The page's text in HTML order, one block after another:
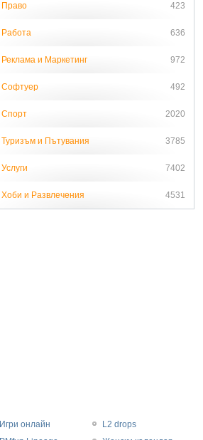
Право 423
Работа 636
Реклама и Маркетинг 972
Софтуер 492
Спорт 2020
Туризъм и Пътувания 3785
Услуги 7402
Хоби и Развлечения 4531
Игри онлайн
L2 drops